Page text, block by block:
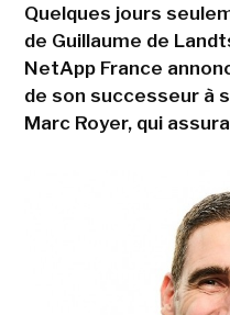
Quelques jours
de Guillaume de
NetApp France
de son successeur à
Marc Royer, qui